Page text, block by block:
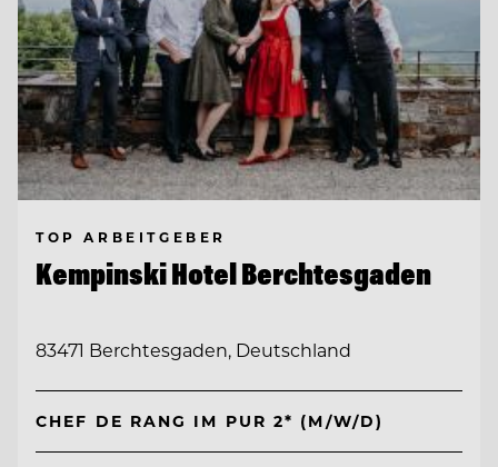
TOP ARBEITGEBER
Kempinski Hotel Berchtesgaden
83471 Berchtesgaden, Deutschland
CHEF DE RANG IM PUR 2* (M/W/D)